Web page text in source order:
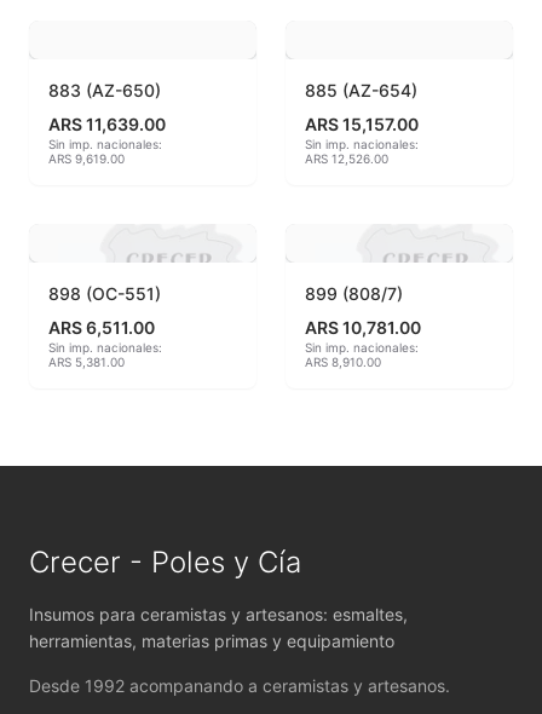
MAYCO CLASSIC CRACKLES
MAYCO CLEAR GLAZES
MAYCO DESIGNER LINER
MAYCO DUNCAN FRENCH DIMENSIONS
MAYCO FOUNDATIONS MATTE
MAYCO FOUNDATIONS OPAQUE
883 (AZ-650)
ARS 11,639.00
Sin imp. nacionales:
ARS 9,619.00
885 (AZ-654)
ARS 15,157.00
Sin imp. nacionales:
ARS 12,526.00
898 (OC-551)
ARS 6,511.00
Sin imp. nacionales:
ARS 5,381.00
899 (808/7)
ARS 10,781.00
Sin imp. nacionales:
ARS 8,910.00
Crecer - Poles y Cía
Insumos para ceramistas y artesanos: esmaltes,
herramientas, materias primas y equipamiento
Desde 1992 acompanando a ceramistas y artesanos.